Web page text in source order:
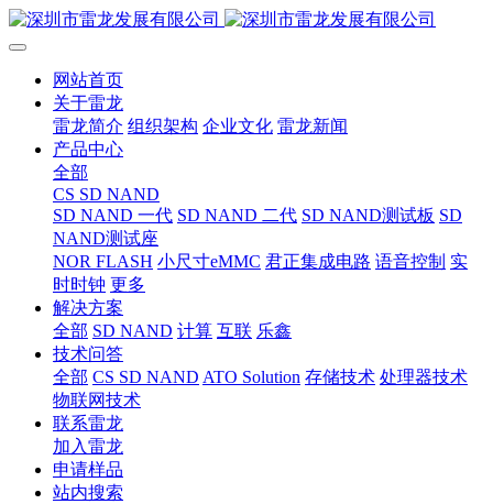
网站首页
关于雷龙
雷龙简介 组织架构 企业文化 雷龙新闻
产品中心
全部
CS SD NAND
SD NAND 一代 SD NAND 二代 SD NAND测试板 SD
NAND测试座
NOR FLASH 小尺寸eMMC 君正集成电路 语音控制 实
时时钟 更多
解决方案
全部 SD NAND 计算 互联 乐鑫
技术问答
全部 CS SD NAND ATO Solution 存储技术 处理器技术
物联网技术
联系雷龙
加入雷龙
申请样品
站内搜索